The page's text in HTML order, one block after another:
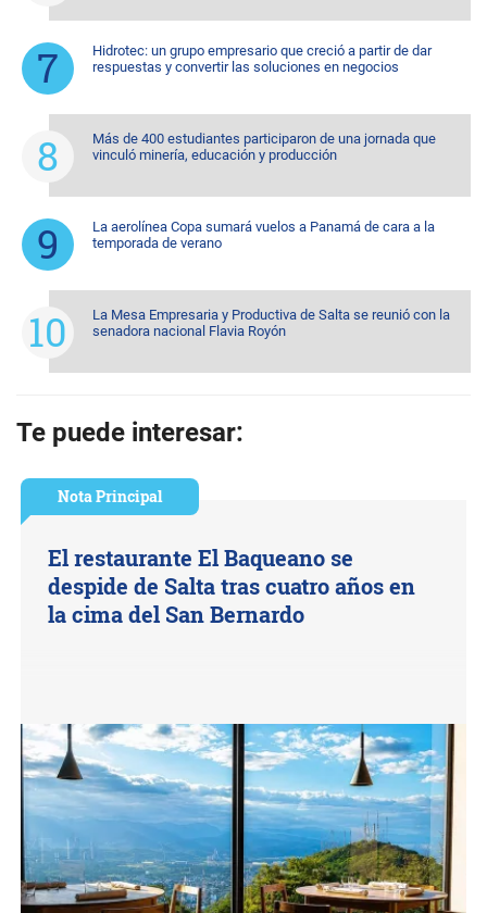
Hidrotec: un grupo empresario que creció a partir de dar
respuestas y convertir las soluciones en negocios
Más de 400 estudiantes participaron de una jornada que
vinculó minería, educación y producción
La aerolínea Copa sumará vuelos a Panamá de cara a la
temporada de verano
La Mesa Empresaria y Productiva de Salta se reunió con la
senadora nacional Flavia Royón
Te puede interesar:
Nota Principal
El restaurante El Baqueano se
despide de Salta tras cuatro años en
la cima del San Bernardo